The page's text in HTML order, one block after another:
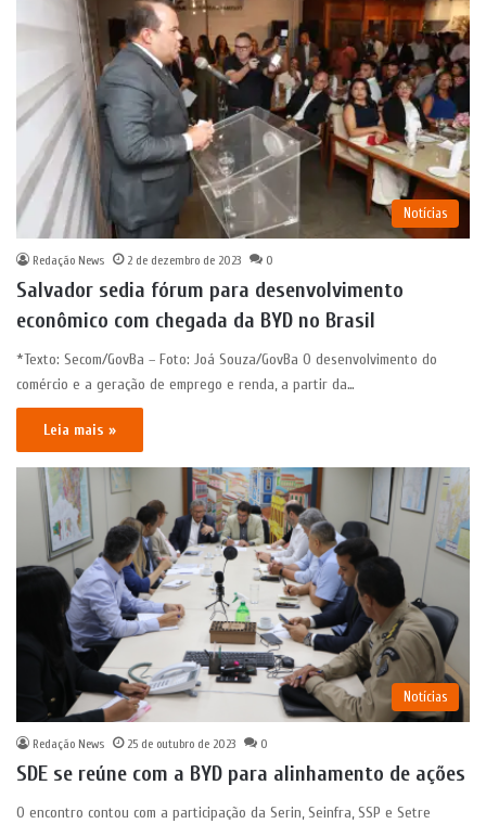
Notícias
Redação News 2 de dezembro de 2023 0
Salvador sedia fórum para desenvolvimento
econômico com chegada da BYD no Brasil
*Texto: Secom/GovBa – Foto: Joá Souza/GovBa O desenvolvimento do
comércio e a geração de emprego e renda, a partir da…
Leia mais »
Notícias
Redação News 25 de outubro de 2023 0
SDE se reúne com a BYD para alinhamento de ações
O encontro contou com a participação da Serin, Seinfra, SSP e Setre